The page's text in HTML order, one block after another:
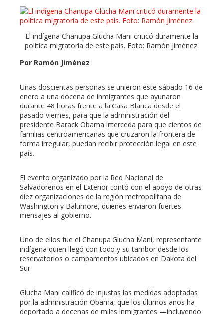
El indígena Chanupa Glucha Mani criticó duramente la
política migratoria de este país. Foto: Ramón Jiménez.
Por Ramón Jiménez
Unas doscientas personas se unieron este sábado 16 de
enero a una docena de inmigrantes que ayunaron
durante 48 horas frente a la Casa Blanca desde el
pasado viernes, para que la administración del
presidente Barack Obama interceda para que cientos de
familias centroamericanas que cruzaron la frontera de
forma irregular, puedan recibir protección legal en este
país.
El evento organizado por la Red Nacional de
Salvadoreños en el Exterior contó con el apoyo de otras
diez organizaciones de la región metropolitana de
Washington y Baltimore, quienes enviaron fuertes
mensajes al gobierno.
Uno de ellos fue el Chanupa Glucha Mani, representante
indígena quien llegó con todo y su tambor desde los
reservatorios o campamentos ubicados en Dakota del
Sur.
Glucha Mani calificó de injustas las medidas adoptadas
por la administración Obama, que los últimos años ha
deportado a decenas de miles inmigrantes —incluyendo